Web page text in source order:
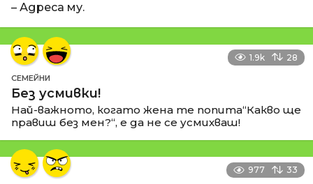
– Адреса му.
1.9k 28
СЕМЕЙНИ
Без усмивки!
Най-важното, когато жена те попита“Какво ще
правиш без мен?“, е да не се усмихваш!
977 33